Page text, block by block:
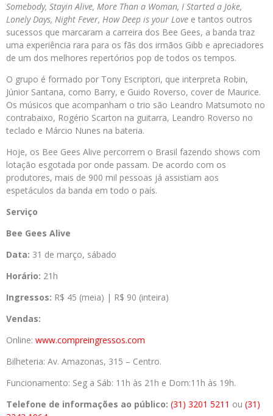
Somebody, Stayin Alive, More Than a Woman, I Started a Joke,
Lonely Days, Night Fever, How Deep is your Love e tantos outros
sucessos que marcaram a carreira dos Bee Gees, a banda traz
uma experiência rara para os fãs dos irmãos Gibb e apreciadores
de um dos melhores repertórios pop de todos os tempos.
O grupo é formado por Tony Escriptori, que interpreta Robin,
Júnior Santana, como Barry, e Guido Roverso, cover de Maurice.
Os músicos que acompanham o trio são Leandro Matsumoto no
contrabaixo, Rogério Scarton na guitarra, Leandro Roverso no
teclado e Márcio Nunes na bateria.
Hoje, os Bee Gees Alive percorrem o Brasil fazendo shows com
lotação esgotada por onde passam. De acordo com os
produtores, mais de 900 mil pessoas já assistiam aos
espetáculos da banda em todo o país.
Serviço
Bee Gees Alive
Data: 31 de março, sábado
Horário: 21h
Ingressos: R$ 45 (meia) | R$ 90 (inteira)
Vendas:
Online: www.compreingressos.com
Bilheteria: Av. Amazonas, 315 – Centro.
Funcionamento: Seg a Sáb: 11h às 21h e Dom:11h às 19h.
Telefone de informações ao público: (31) 3201 5211 ou (31)